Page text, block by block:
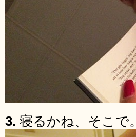
3. 寝るかね、そこで。